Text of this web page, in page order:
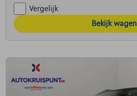
Vergelijk
Bekijk wagen